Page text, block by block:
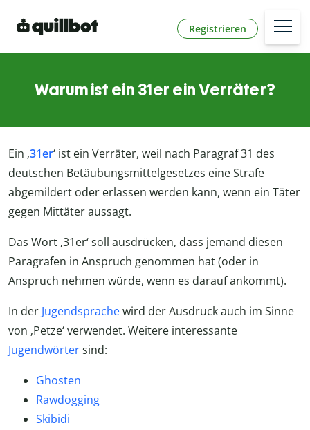
Registrieren
Warum ist ein 31er ein Verräter?
Ein ‚31er‘ ist ein Verräter, weil nach Paragraf 31 des
deutschen Betäubungsmittelgesetzes eine Strafe
abgemildert oder erlassen werden kann, wenn ein Täter
gegen Mittäter aussagt.
Das Wort ‚31er‘ soll ausdrücken, dass jemand diesen
Paragrafen in Anspruch genommen hat (oder in
Anspruch nehmen würde, wenn es darauf ankommt).
In der Jugendsprachewird der Ausdruck auch im Sinne
von ‚Petze‘ verwendet. Weitere interessante
Jugendwörtersind:
Ghosten
Rawdogging
Skibidi